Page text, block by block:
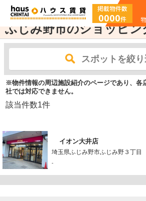
掲載物件数
0000件
ふじみ野市のショッピン
スポットを絞
※物件情報の周辺施設紹介のページであり、各
社では対応できません。
該当件数1件
イオン大井店
埼玉県ふじみ野市ふじみ野３丁目
-